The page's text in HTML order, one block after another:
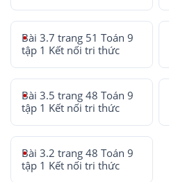
Bài 3.7 trang 51 Toán 9
tập 1 Kết nối tri thức
Bài 3.5 trang 48 Toán 9
tập 1 Kết nối tri thức
Bài 3.2 trang 48 Toán 9
tập 1 Kết nối tri thức